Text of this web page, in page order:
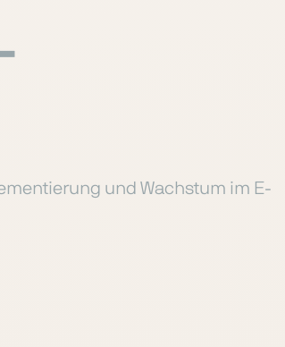
und Wachstum im E-